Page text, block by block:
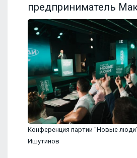
предприниматель
Конференция партии "Новые
Ишутинов